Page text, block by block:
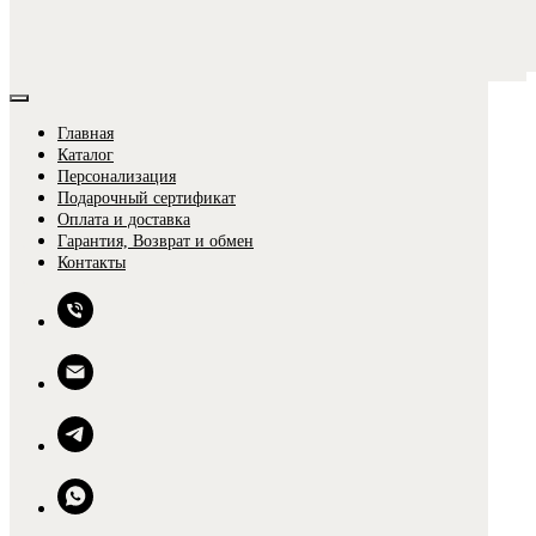
Главная
Каталог
Персонализация
Подарочный сертификат
Оплата и доставка
Гарантия, Возврат и обмен
Контакты